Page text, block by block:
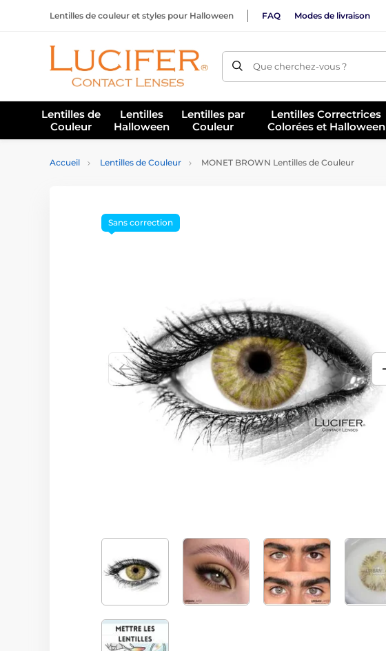
Lentilles de couleur et styles pour Halloween FAQ Modes de livraison
Que cherchez-vous ?
Lentilles de
Couleur
Lentilles
Halloween
Lentilles par
Couleur
Lentilles Correctrices
Colorées et Halloween
Accueil Lentilles de Couleur MONET BROWN Lentilles de Couleur
Sans correction